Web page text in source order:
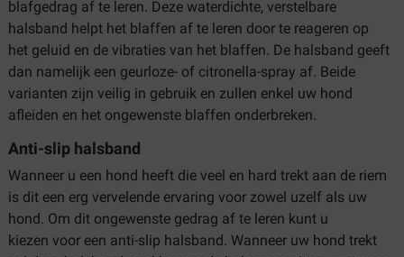
blafgedrag af te leren. Deze waterdichte, verstelbare
halsband helpt het blaffen af te leren door te reageren op
het geluid en de vibraties van het blaffen. De halsband geeft
dan namelijk een geurloze- of citronella-spray af. Beide
varianten zijn veilig in gebruik en zullen enkel uw hond
afleiden en het ongewenste blaffen onderbreken.
Anti-slip halsband
Wanneer u een hond heeft die veel en hard trekt aan de riem
is dit een erg vervelende ervaring voor zowel uzelf als uw
hond. Om dit ongewenste gedrag af te leren kunt u
kiezen voor een anti-slip halsband. Wanneer uw hond trekt